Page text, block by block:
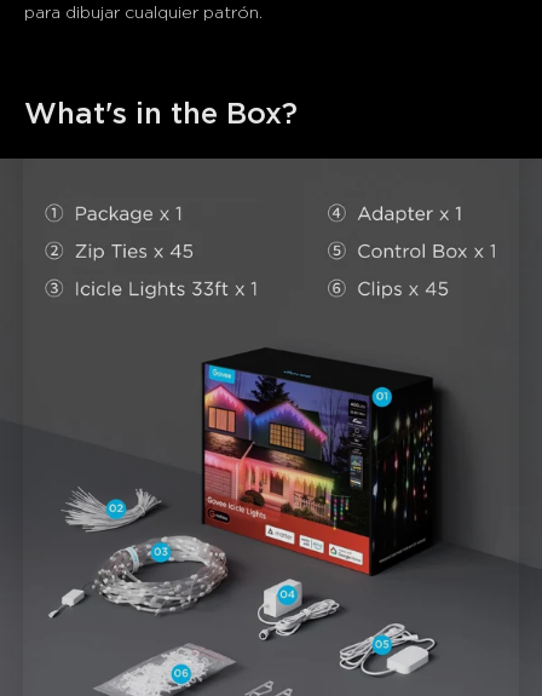
para dibujar cualquier patrón.
What's in the Box?
close